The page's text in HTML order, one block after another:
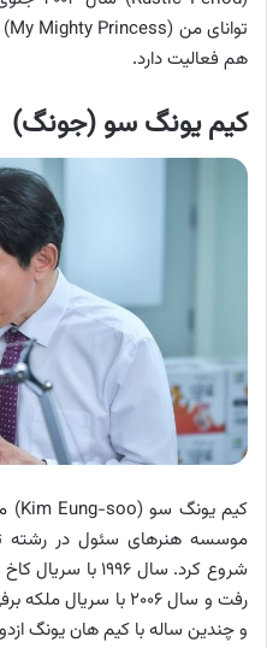
هم فعالیت دارد.
کیم یونگ سو (جونگ)
موسسه هنرهای سئول در رشته
و چندین ساله با کیم هان یونگ